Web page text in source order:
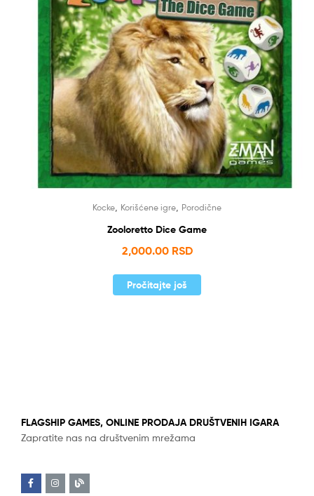
Kocke Korišćene igre Porodične
Zooloretto Dice Game
2,000.00 RSD
Pročitajte još
FLAGSHIP GAMES, ONLINE PRODAJA DRUŠTVENIH IGARA
Zapratite nas na društvenim mrežama